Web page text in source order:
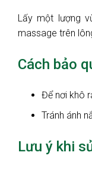
Lấy một lượng
massage trên
Cách bảo
Để nơi khô
Tránh ánh
Lưu ý khi